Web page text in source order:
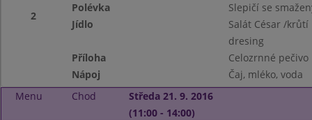
2
Polévka
Slepičí se
Jídlo
Salát César /
dresing
Příloha
Celozrnné pečivo
Nápoj
Čaj, mléko, voda
Menu
Chod
Středa 21. 9. 2016
(11:00 - 14:00)